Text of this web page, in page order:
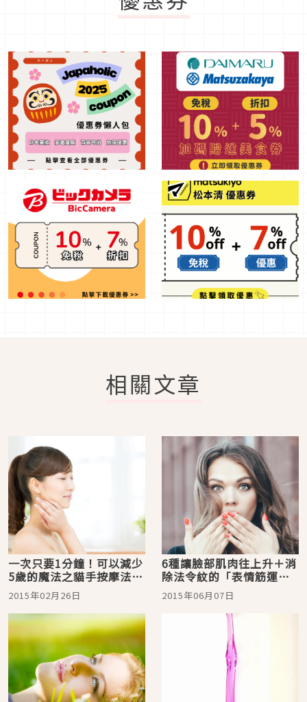
相關文章
一次只要1分鐘！可以減少
5歲的魔法之貓手按摩法，
伸展你的法令紋
2015年02月26日
6種讓臉部肌肉往上升＋消
除法令紋的「表情筋運
動」
2015年06月07日